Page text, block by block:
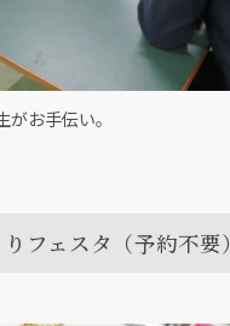
お手伝い。
フェスタ（予約不要）